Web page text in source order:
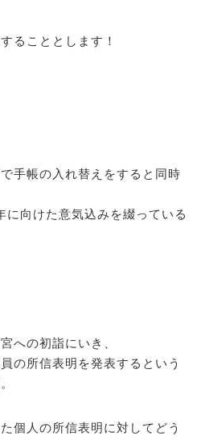
ることとします！
手帳の入れ替えをすると同時
に向けた意気込みを綴っている
への初詣にいき、
の所信表明を発表するという
個人の所信表明に対してどう